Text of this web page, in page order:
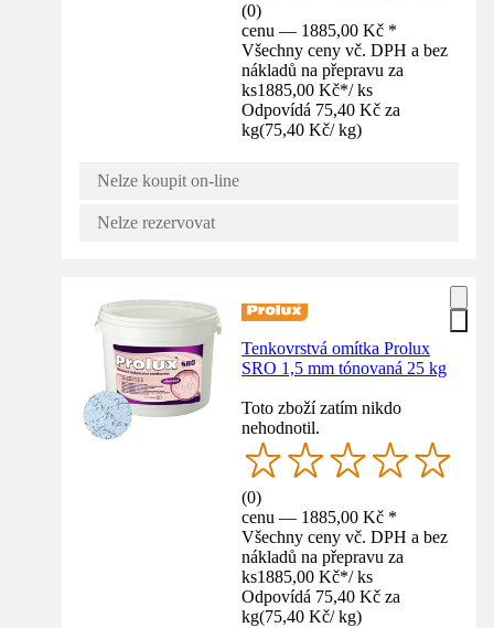
(0)
cenu — 1885,00 Kč *
Všechny ceny vč. DPH a bez
nákladů na přepravu za
ks1885,00 Kč*/ ks
Odpovídá 75,40 Kč za
kg(75,40 Kč/ kg)
Nelze koupit on-line
Nelze rezervovat
Tenkovrstvá omítka Prolux
SRO 1,5 mm tónovaná 25 kg
Toto zboží zatím nikdo
nehodnotil.
(0)
cenu — 1885,00 Kč *
Všechny ceny vč. DPH a bez
nákladů na přepravu za
ks1885,00 Kč*/ ks
Odpovídá 75,40 Kč za
kg(75,40 Kč/ kg)